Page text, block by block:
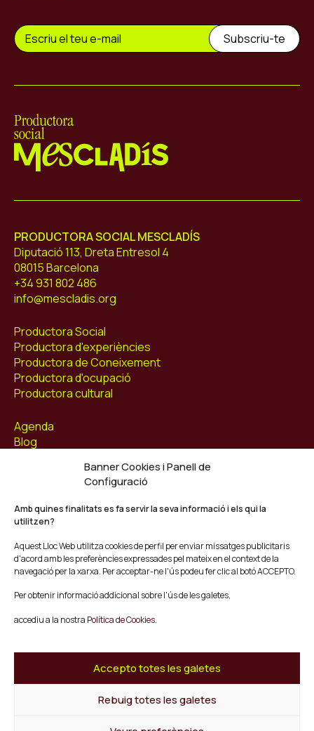
Banner Cookies i Panell de
Configuració
Amb quines finalitats es fa servir la seva informació i els qui la
utilitzen?
Aquest Lloc Web utilitza cookies de perfil per enviar missatges publicitaris
d'acord amb les preferències expressades pel mateix en el context de la
navegació per la xarxa. Per acceptar-ne l'ús podeu fer clic al botó ACCEPTO.
Per obtenir informació addicional sobre l'ús de les galetes,
accediu a la nostra Política de Cookies.
Accepto totes les galetes
Rebuig totes les galetes
PRODUCTORA SOCIAL MESCLADÍS
Diputació 113, Dreta Entresol 4
08015 Barcelona
+34 931 802 486
info@mescladis.org
Productora Social
Productora d'experiències
Productora de Coneixement
Productora d'ocupació
Productora cultural
Agenda
Blog
Facebook
Instagram
Youtube
Twitter/X
© Mescladís 2026
Avís legal
Termes i Condicions de Compra
Canal de Denúncies